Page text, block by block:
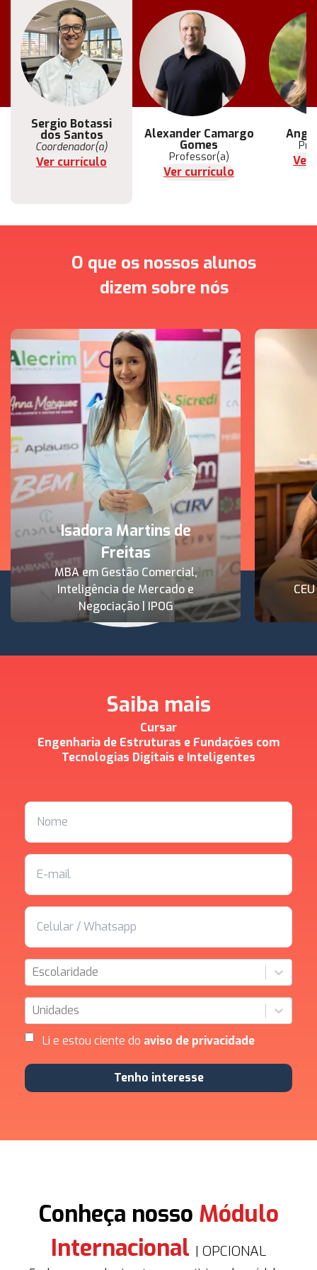
Sergio Botassi
dos Santos
Coordenador(a)
Ver currículo
Coordenador(a)
Ver currículo
Alexander Camargo
Gomes
Professor(a)
Ver currículo
Ver
O que os nossos alunos
dizem sobre nós
Isadora Martins de
Freitas
MBA em Gestão Comercial,
Inteligência de Mercado e
Negociação | IPOG
Saiba mais
Cursar
Engenharia de Estruturas e Fundações com
Tecnologias Digitais e Inteligentes
Escolaridade
Unidades
Li e estou ciente do aviso de privacidade
Tenho interesse
Conheça nosso Módulo
Internacional | OPCIONAL